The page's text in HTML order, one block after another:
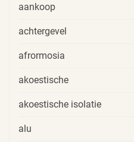
aankoop
achtergevel
afrormosia
akoestische
akoestische isolatie
alu